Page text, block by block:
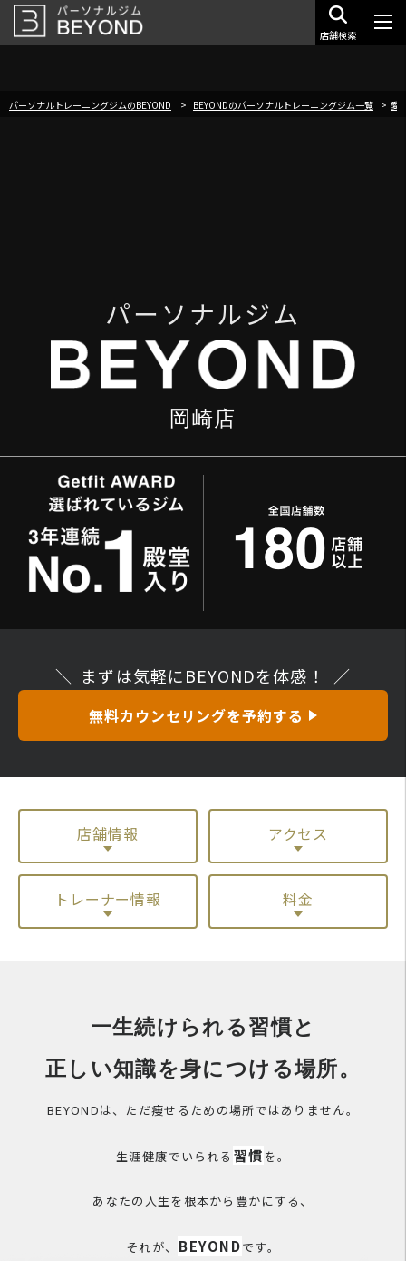
店舗検索
パーソナルトレーニングジムのBEYOND BEYONDのパーソナルトレーニングジム一覧 愛
パーソナルジム
岡崎店
まずは気軽にBEYONDを体感！
無料カウンセリングを予約する
店舗情報 アクセス
トレーナー情報 料金
一生続けられる習慣と
正しい知識を身につける場所。
BEYONDは、ただ痩せるための場所ではありません。
生涯健康でいられる 習慣 を。
あなたの人生を根本から豊かにする、
それが、 BEYONDです。